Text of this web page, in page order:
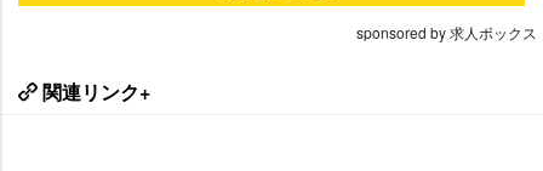
sponsored by 求人ボックス
関連リンク+